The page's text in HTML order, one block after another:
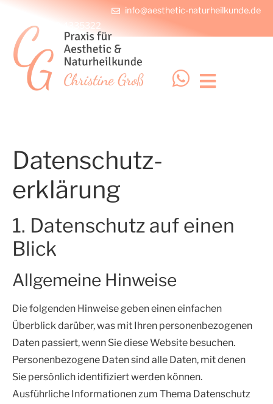
info@aesthetic-naturheilkunde.de
+49 228 4335322
Datenschutz­
erklärung
1. Datenschutz auf einen
Blick
Allgemeine Hinweise
Die folgenden Hinweise geben einen einfachen
Überblick darüber, was mit Ihren personenbezogenen
Daten passiert, wenn Sie diese Website besuchen.
Personenbezogene Daten sind alle Daten, mit denen
Sie persönlich identifiziert werden können.
Ausführliche Informationen zum Thema Datenschutz